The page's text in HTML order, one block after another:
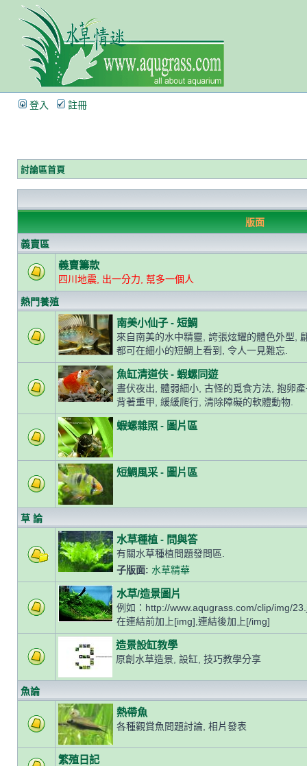
登入 註冊
討論區首頁
版面
義賣區
義賣籌款
四川地震, 出一分力, 幫多一個人
熱門養殖
南美小仙子 - 短鯛
來自南美的水中精靈, 誇張炫耀的體色外型,
都可在細小的短鯛上看到, 令人一見難忘.
魚缸清道伕 - 蝦螺同遊
晝伏夜出, 體弱細小, 古怪的覓食方法, 抱卵
背著重甲, 緩緩爬行, 清除障礙的軟體動物.
蝦螺雜照 - 圖片區
短鯛風采 - 圖片區
草 論
水草種植 - 問與答
有關水草種植問題發問區.
子版面: 水草精華
水草/造景圖片
例如：http://www.aqugrass.com/clip/img/
在連結前加上[img],連結後加上[/img]
造景設缸教學
原創水草造景, 設缸, 技巧教學分享
魚論
熱帶魚
各種觀賞魚問題討論, 相片發表
繁殖日記